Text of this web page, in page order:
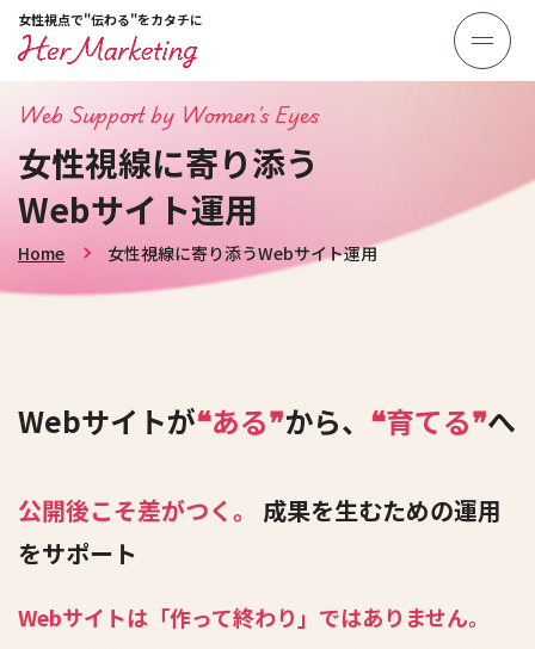
女性視点で"伝わる"をカタチに
Web Support by Women's Eyes
女性視線に寄り添う
Webサイト運用
Home 女性視線に寄り添うWebサイト運用
Webサイトが❝ある❞から、 ❝育てる❞へ
公開後こそ差がつく。
成果を生むための運用
をサポート
Webサイトは「作って終わり」ではありません。